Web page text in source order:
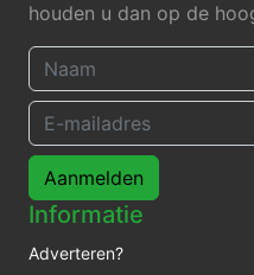
houden u dan op de
Aanmelden
Informatie
Adverteren?